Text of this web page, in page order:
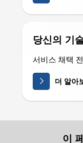
당신의 기
서비스 채택
더 알아
이